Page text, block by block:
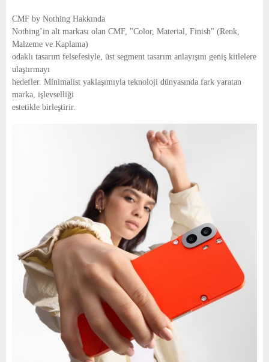
CMF by Nothing Hakkında
Nothing’in alt markası olan CMF, "Color, Material, Finish" (Renk,
Malzeme ve Kaplama)
odaklı tasarım felsefesiyle, üst segment tasarım anlayışını geniş kitlelere
ulaştırmayı
hedefler. Minimalist yaklaşımıyla teknoloji dünyasında fark yaratan
marka, işlevselliği
estetikle birleştirir.